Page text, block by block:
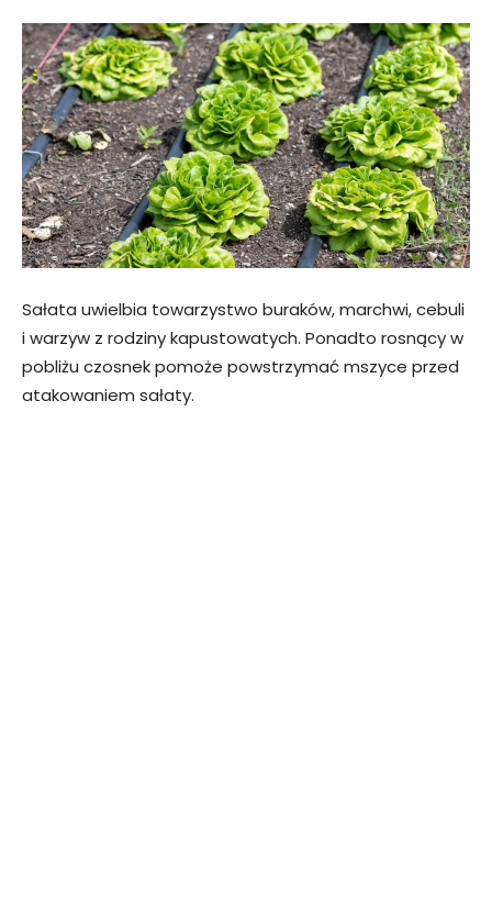
Sałata uwielbia towarzystwo buraków, marchwi, cebuli
i warzyw z rodziny kapustowatych. Ponadto rosnący w
pobliżu czosnek pomoże powstrzymać mszyce przed
atakowaniem sałaty.